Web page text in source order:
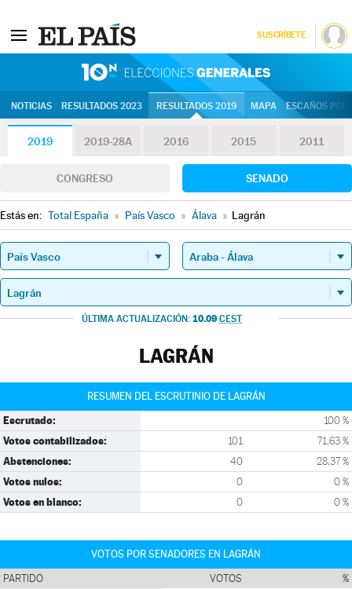
SUSCRÍBETE
NOTICIAS RESULTADOS 2023 RESULTADOS 2019 MAPA ESCAÑOS
2019 2019-28A 2016 2015 2011
CONGRESO SENADO
Estás en: Total España » País Vasco » Álava » Lagrán
ÚLTIMA ACTUALIZACIÓN: 10.09 CEST
LAGRÁN
RESUMEN DEL ESCRUTINIO DE LAGRÁN
Escrutado: 100 %
Votos contabilizados: 101 71,63 %
Abstenciones: 40 28,37 %
Votos nulos: 0 0 %
Votos en blanco: 0 0 %
VOTOS POR SENADORES EN LAGRÁN
PARTIDO VOTOS %